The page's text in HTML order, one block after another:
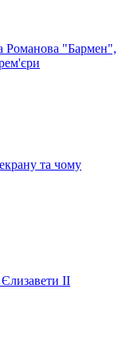
"Бармен",
та чому
Єлизавети II